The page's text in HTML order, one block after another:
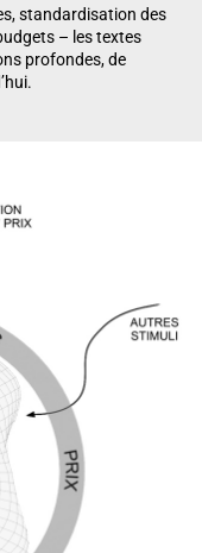
standardisation des
– les textes
profondes, de